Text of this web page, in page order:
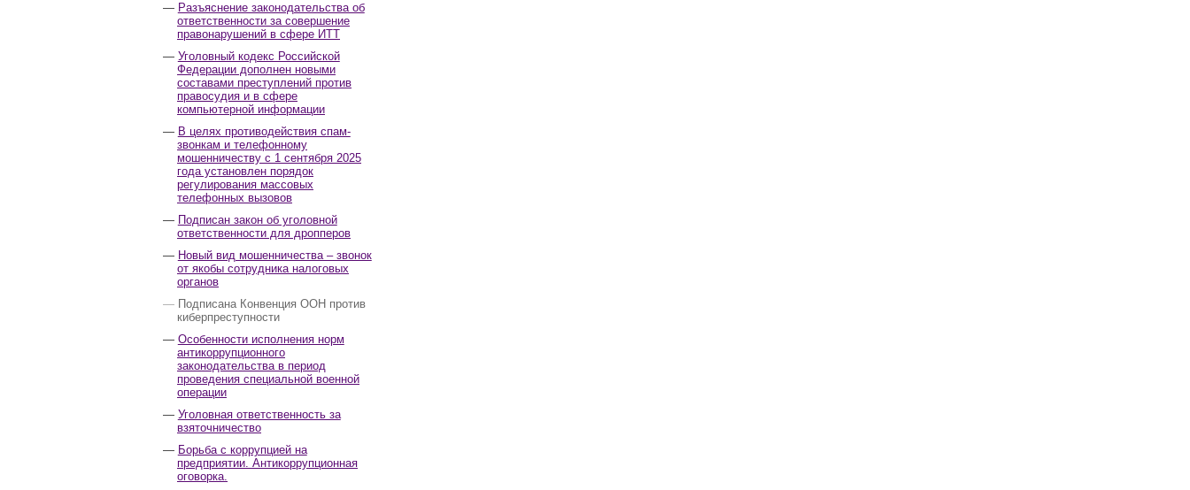
Разъяснение законодательства об
ответственности за совершение
правонарушений в сфере ИТТ
Уголовный кодекс Российской
Федерации дополнен новыми
составами преступлений против
правосудия и в сфере
компьютерной информации
В целях противодействия спам-
звонкам и телефонному
мошенничеству с 1 сентября 2025
года установлен порядок
регулирования массовых
телефонных вызовов
Подписан закон об уголовной
ответственности для дропперов
Новый вид мошенничества – звонок
от якобы сотрудника налоговых
органов
Подписана Конвенция ООН против
киберпреступности
Особенности исполнения норм
антикоррупционного
законодательства в период
проведения специальной военной
операции
Уголовная ответственность за
взяточничество
Борьба с коррупцией на
предприятии. Антикоррупционная
оговорка.